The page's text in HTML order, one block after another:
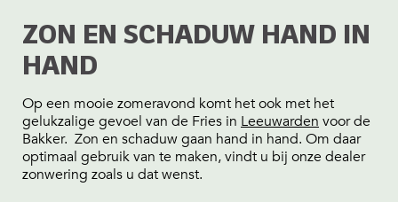
ZON EN SCHADUW HAND IN
HAND
Op een mooie zomeravond komt het ook met het
gelukzalige gevoel van de Fries in Leeuwarden voor de
Bakker. Zon en schaduw gaan hand in hand. Om daar
optimaal gebruik van te maken, vindt u bij onze dealer
zonwering zoals u dat wenst.